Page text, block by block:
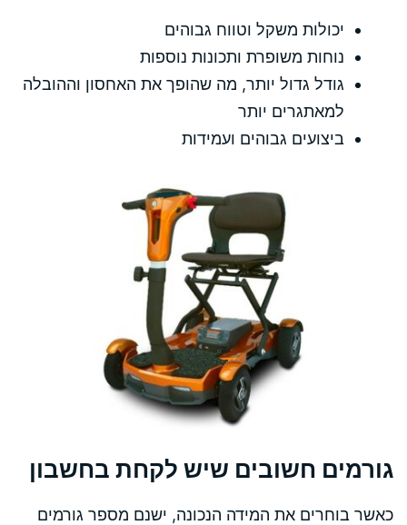
יכולות משקל וטווח גבוהים
נוחות משופרת ותכונות נוספות
גודל גדול יותר, מה שהופך את האחסון וההובלה
למאתגרים יותר
ביצועים גבוהים ועמידות
גורמים חשובים שיש לקחת בחשבון
כאשר בוחרים את המידה הנכונה, ישנם מספר גורמים